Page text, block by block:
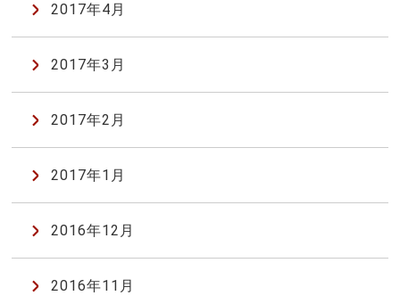
2017年4月
2017年3月
2017年2月
2017年1月
2016年12月
2016年11月